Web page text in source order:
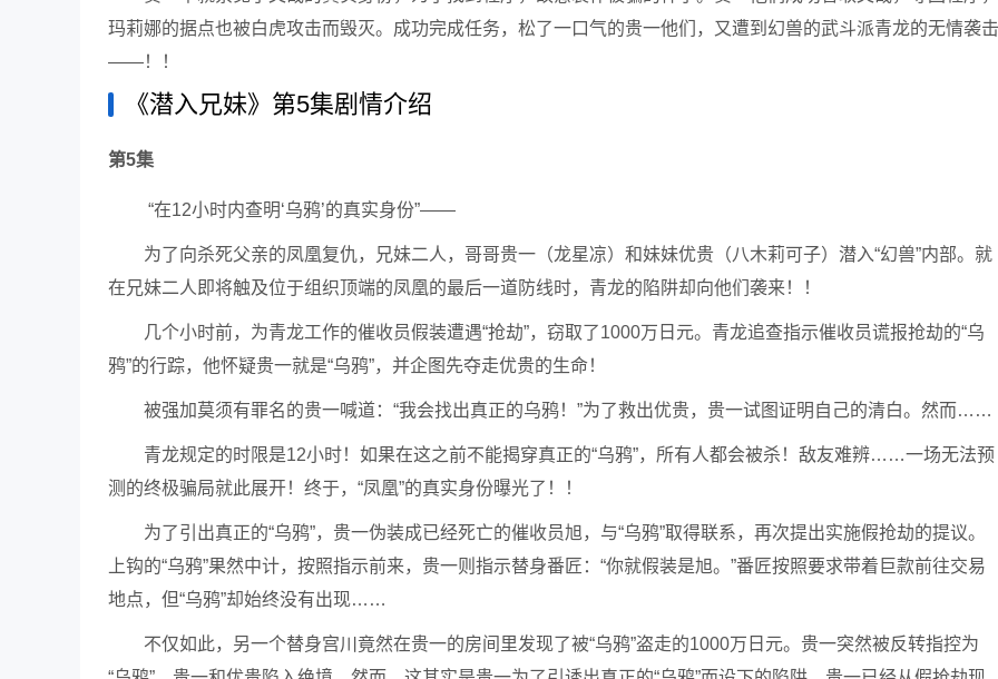
玛莉娜的据点也被白虎攻击而毁灭。成功完成任务，松了一口气的贵一他们，又遭到幻兽的武斗派青龙的无情袭击
——！！
《潜入兄妹》第5集剧情介绍
第5集
“在12小时内查明‘乌鸦’的真实身份”——
为了向杀死父亲的凤凰复仇，兄妹二人，哥哥贵一（龙星凉）和妹妹优贵（八木莉可子）潜入“幻兽”内部。就
在兄妹二人即将触及位于组织顶端的凤凰的最后一道防线时，青龙的陷阱却向他们袭来！！
几个小时前，为青龙工作的催收员假装遭遇“抢劫”，窃取了1000万日元。青龙追查指示催收员谎报抢劫的“乌
鸦”的行踪，他怀疑贵一就是“乌鸦”，并企图先夺走优贵的生命！
被强加莫须有罪名的贵一喊道：“我会找出真正的乌鸦！”为了救出优贵，贵一试图证明自己的清白。然而……
青龙规定的时限是12小时！如果在这之前不能揭穿真正的“乌鸦”，所有人都会被杀！敌友难辨……一场无法预
测的终极骗局就此展开！终于，“凤凰”的真实身份曝光了！！
为了引出真正的“乌鸦”，贵一伪装成已经死亡的催收员旭，与“乌鸦”取得联系，再次提出实施假抢劫的提议。
上钩的“乌鸦”果然中计，按照指示前来，贵一则指示替身番匠：“你就假装是旭。”番匠按照要求带着巨款前往交易
地点，但“乌鸦”却始终没有出现……
不仅如此，另一个替身宫川竟然在贵一的房间里发现了被“乌鸦”盗走的1000万日元。贵一突然被反转指控为